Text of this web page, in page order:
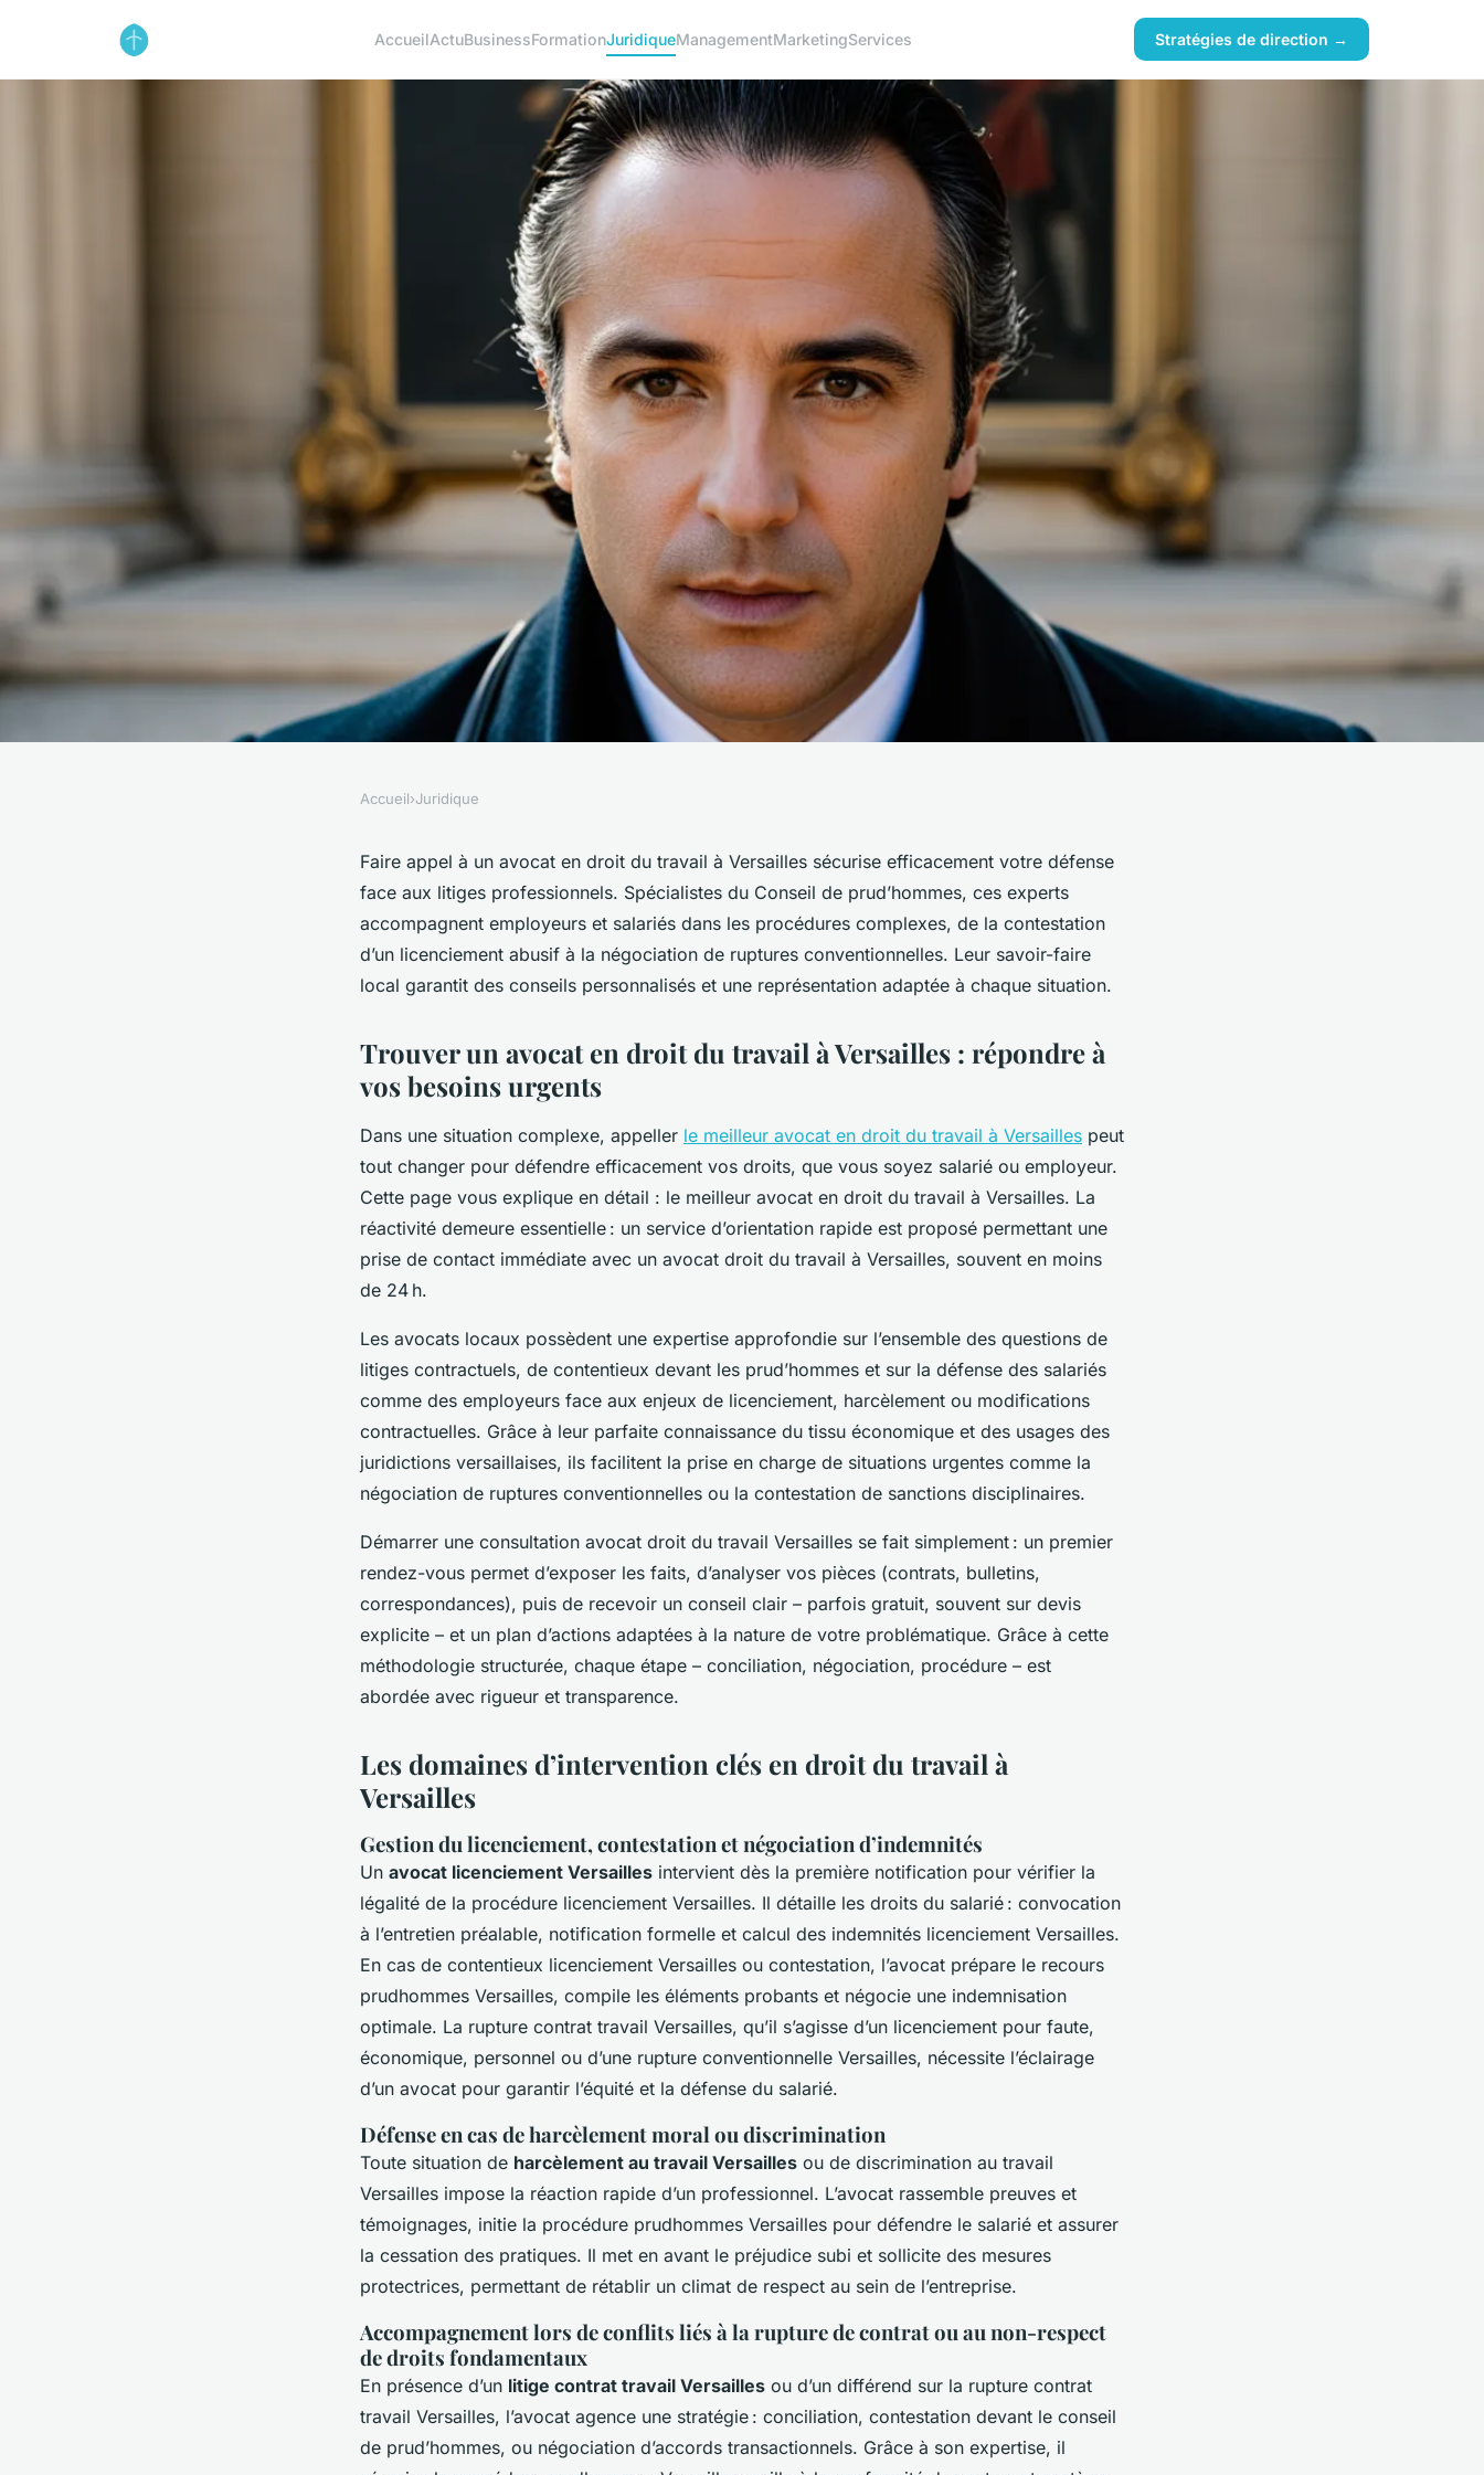
AccueilActuBusinessFormationJuridiqueManagementMarketingServices Stratégies de direction →
Optimisez votre défense avec un
avocat en droit du travail à versailles
Accueil›Juridique
Faire appel à un avocat en droit du travail à Versailles sécurise efficacement votre défense
face aux litiges professionnels. Spécialistes du Conseil de prud’hommes, ces experts
accompagnent employeurs et salariés dans les procédures complexes, de la contestation
d’un licenciement abusif à la négociation de ruptures conventionnelles. Leur savoir-faire
local garantit des conseils personnalisés et une représentation adaptée à chaque situation.
Trouver un avocat en droit du travail à Versailles : répondre à
vos besoins urgents
Dans une situation complexe, appeller le meilleur avocat en droit du travail à Versailles peut
tout changer pour défendre efficacement vos droits, que vous soyez salarié ou employeur.
Cette page vous explique en détail : le meilleur avocat en droit du travail à Versailles. La
réactivité demeure essentielle : un service d’orientation rapide est proposé permettant une
prise de contact immédiate avec un avocat droit du travail à Versailles, souvent en moins
de 24 h.
Les avocats locaux possèdent une expertise approfondie sur l’ensemble des questions de
litiges contractuels, de contentieux devant les prud’hommes et sur la défense des salariés
comme des employeurs face aux enjeux de licenciement, harcèlement ou modifications
contractuelles. Grâce à leur parfaite connaissance du tissu économique et des usages des
juridictions versaillaises, ils facilitent la prise en charge de situations urgentes comme la
négociation de ruptures conventionnelles ou la contestation de sanctions disciplinaires.
Démarrer une consultation avocat droit du travail Versailles se fait simplement : un premier
rendez-vous permet d’exposer les faits, d’analyser vos pièces (contrats, bulletins,
correspondances), puis de recevoir un conseil clair – parfois gratuit, souvent sur devis
explicite – et un plan d’actions adaptées à la nature de votre problématique. Grâce à cette
méthodologie structurée, chaque étape – conciliation, négociation, procédure – est
abordée avec rigueur et transparence.
Les domaines d’intervention clés en droit du travail à
Versailles
Gestion du licenciement, contestation et négociation d’indemnités
Un avocat licenciement Versailles intervient dès la première notification pour vérifier la
légalité de la procédure licenciement Versailles. Il détaille les droits du salarié : convocation
à l’entretien préalable, notification formelle et calcul des indemnités licenciement Versailles.
En cas de contentieux licenciement Versailles ou contestation, l’avocat prépare le recours
prudhommes Versailles, compile les éléments probants et négocie une indemnisation
optimale. La rupture contrat travail Versailles, qu’il s’agisse d’un licenciement pour faute,
économique, personnel ou d’une rupture conventionnelle Versailles, nécessite l’éclairage
d’un avocat pour garantir l’équité et la défense du salarié.
Défense en cas de harcèlement moral ou discrimination
Toute situation de harcèlement au travail Versailles ou de discrimination au travail
Versailles impose la réaction rapide d’un professionnel. L’avocat rassemble preuves et
témoignages, initie la procédure prudhommes Versailles pour défendre le salarié et assurer
la cessation des pratiques. Il met en avant le préjudice subi et sollicite des mesures
protectrices, permettant de rétablir un climat de respect au sein de l’entreprise.
Accompagnement lors de conflits liés à la rupture de contrat ou au non-respect
de droits fondamentaux
En présence d’un litige contrat travail Versailles ou d’un différend sur la rupture contrat
travail Versailles, l’avocat agence une stratégie : conciliation, contestation devant le conseil
de prud’hommes, ou négociation d’accords transactionnels. Grâce à son expertise, il